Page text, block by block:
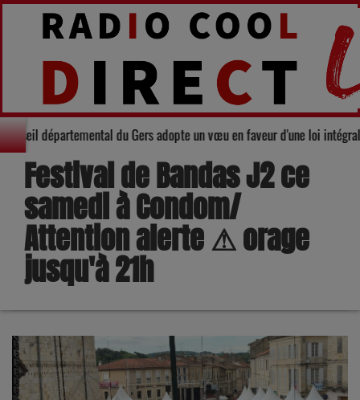
: Le Conseil départemental du Gers adopte un vœu en faveur
Festival de Bandas J2 ce
samedi à Condom/
Attention alerte ⚠ orage
jusqu'à 21h